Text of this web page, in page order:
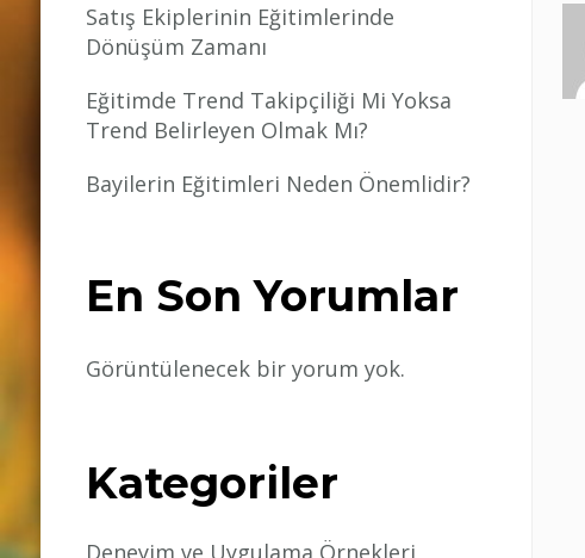
Satış Ekiplerinin Eğitimlerinde
Dönüşüm Zamanı
Eğitimde Trend Takipçiliği Mi Yoksa
Trend Belirleyen Olmak Mı?
Bayilerin Eğitimleri Neden Önemlidir?
En Son Yorumlar
Görüntülenecek bir yorum yok.
Kategoriler
Deneyim ve Uygulama Örnekleri